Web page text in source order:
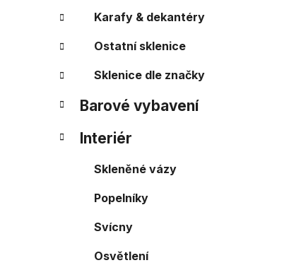
e
l
Karafy & dekantéry
Ostatní sklenice
Sklenice dle značky
Barové vybavení
Interiér
Skleněné vázy
Popelníky
Svícny
Osvětlení